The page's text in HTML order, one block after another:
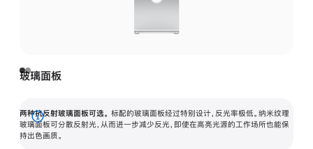
玻璃面板
两种抗反射玻璃面板可选。 标配的玻璃面板经过特别设计，反光率极低。纳米纹理
玻璃面板可分散反射光，从而进一步减少反光，即使在高亮光源的工作场所也能保
持出色画质。
展
开